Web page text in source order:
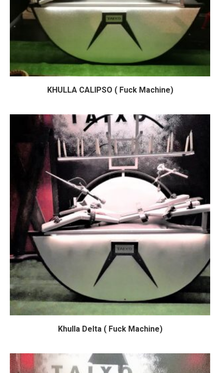
KHULLA CALIPSO ( Fuck Machine)
Khulla Delta ( Fuck Machine)